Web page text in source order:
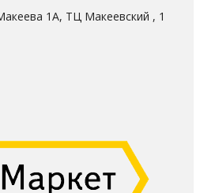
1А, ТЦ Макеевский , 1